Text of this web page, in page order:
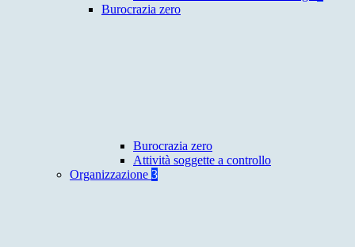
Burocrazia zero
Burocrazia zero
Attività soggette a controllo
Organizzazione 3